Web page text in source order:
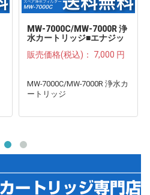
MW-7000C/MW-7000R 浄
水カートリッジ■エナジッ
販売価格(税込)： 7,000 円
MW-7000C/MW-7000R 浄水カ
ートリッジ